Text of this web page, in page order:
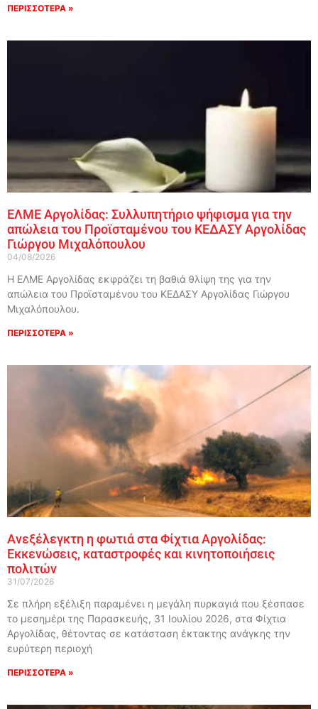
ΠΕΡΙΣΣΟΤΕΡΑ »
ΕΛΜΕ Αργολίδας: Συλλυπητήριο ψήφισμα για την
απώλεια του Προϊσταμένου του ΚΕΔΑΣΥ Αργολίδας
Γιώργου Μιχαλόπουλου
04/08/2026
Η ΕΛΜΕ Αργολίδας εκφράζει τη βαθιά θλίψη της για την
απώλεια του Προϊσταμένου του ΚΕΔΑΣΥ Αργολίδας Γιώργου
Μιχαλόπουλου.
ΠΕΡΙΣΣΟΤΕΡΑ »
Ανεξέλεγκτη η φωτιά στα Φίχτια Αργολίδας:
Εκκενώσεις, καταστροφές και κινητοποιήσεις
πολιτών
31/07/2026
Σε πλήρη εξέλιξη παραμένει η μεγάλη πυρκαγιά που ξέσπασε
το μεσημέρι της Παρασκευής, 31 Ιουλίου 2026, στα Φίχτια
Αργολίδας, θέτοντας σε κατάσταση έκτακτης ανάγκης την
ευρύτερη περιοχή
ΠΕΡΙΣΣΟΤΕΡΑ »